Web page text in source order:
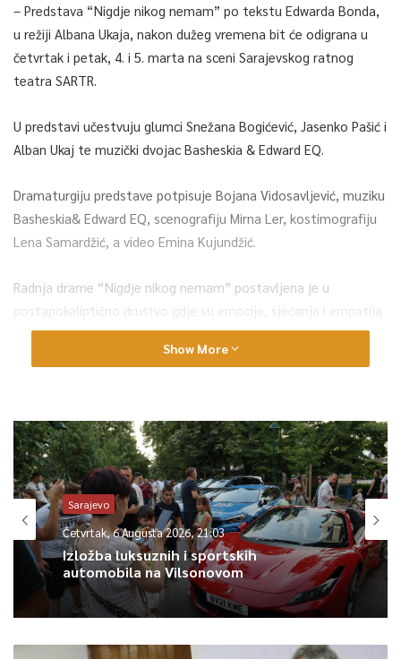
– Predstava “Nigdje nikog nemam” po tekstu Edwarda Bonda,
u režiji Albana Ukaja, nakon dužeg vremena bit će odigrana u
četvrtak i petak, 4. i 5. marta na sceni Sarajevskog ratnog
teatra SARTR.
U predstavi učestvuju glumci Snežana Bogićević, Jasenko Pašić i
Alban Ukaj te muzički dvojac Basheskia & Edward EQ.
Dramaturgiju predstave potpisuje Bojana Vidosavljević, muziku
Basheskia& Edward EQ, scenografiju Mirna Ler, kostimografiju
Lena Samardžić, a video Emina Kujundžić.
Radnja drame “Nigdje nikog nemam” postavljena je u
postapokaliptično društvo gdje su emocije, sjećanja i empatija
zabranjene. Autorski tim fokus predstave usmjerava na
negiranje genocida, kolektivnu krivicu, veličanje ratnih zločinaca
0
Article Rating
Show More
Sarajevo
Četvrtak, 6 Augusta 2026, 21:03
Izložba luksuznih i sportskih
automobila na Vilsonovom